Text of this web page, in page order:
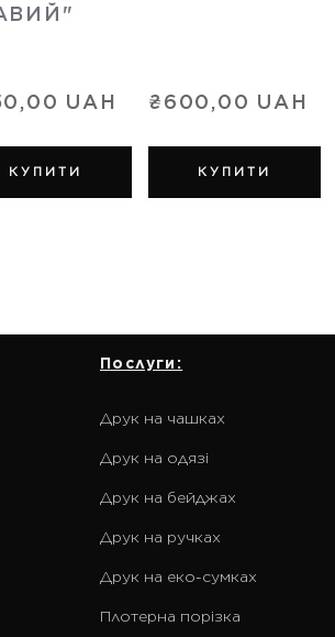
UAH
КУПИТИ
₴600,00 UAH
КУПИТИ
Послуги:
Друк на чашках
Друк на одязі
Друк на бейджах
Друк на ручках
Друк на еко-сумках
Плотерна порізка